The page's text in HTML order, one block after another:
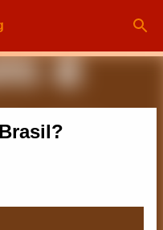
principal